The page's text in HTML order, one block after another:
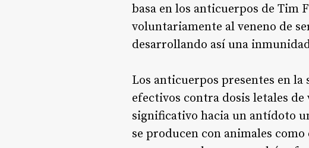
basa en los anticuerpos de Tim
voluntariamente al veneno de
desarrollando así una
Los anticuerpos presentes en
efectivos contra dosis letales
significativo hacia un antídoto
se producen con animales